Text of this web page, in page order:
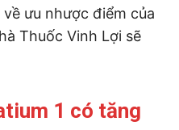
về ưu nhược điểm của
Thuốc Vinh Lợi sẽ
1 có tăng